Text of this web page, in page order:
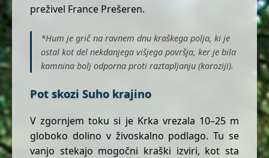
preživel France Prešeren.
*Hum je grič na ravnem dnu kraškega polja, ki je
ostal kot del nekdanjega višjega površja, ker je bila
kamnina bolj odporna proti raztapljanju (koroziji).
Pot skozi Suho krajino
V zgornjem toku si je Krka vrezala 10–25 m
globoko dolino v živoskalno podlago. Tu se
vanjo stekajo mogočni kraški izviri, kot sta